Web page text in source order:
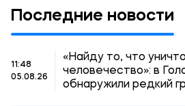
Последние новости
11:48
05.08.26
«Найду то, что
человечество»: в
обнаружили редкий